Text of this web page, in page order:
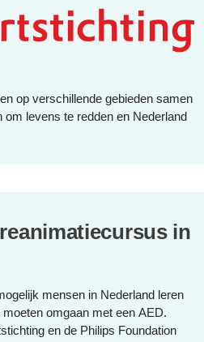
op verschillende gebieden samen
levens te redden en Nederland
in
mensen in Nederland leren
omgaan met een AED.
en de Philips Foundation